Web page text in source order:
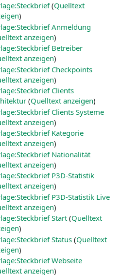
(Quelltext
)
Anmeldung
anzeigen)
Betreiber
anzeigen)
Checkpoints
anzeigen)
Clients
(Quelltext anzeigen)
Clients Systeme
anzeigen)
Kategorie
anzeigen)
Nationalität
anzeigen)
P3D-Statistik
anzeigen)
P3D-Statistik Live
anzeigen)
Start (Quelltext
)
Status (Quelltext
)
Webseite
anzeigen)